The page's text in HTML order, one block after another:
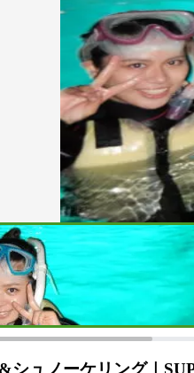
シュノーケリング｜